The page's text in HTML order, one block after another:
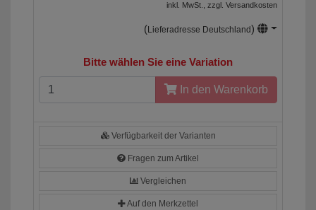
inkl. MwSt., zzgl. Versandkosten
(Lieferadresse Deutschland)
Bitte wählen Sie eine Variation
In den Warenkorb
Verfügbarkeit der Varianten
Fragen zum Artikel
Vergleichen
Auf den Merkzettel